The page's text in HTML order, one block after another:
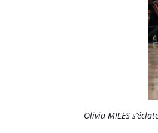
Olivia MILES